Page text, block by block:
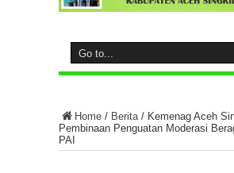
Home / Berita / Kemenag Aceh
Pembinaan Penguatan Moderasi
PAI